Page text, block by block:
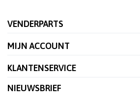
VENDERPARTS
MIJN ACCOUNT
KLANTENSERVICE
NIEUWSBRIEF